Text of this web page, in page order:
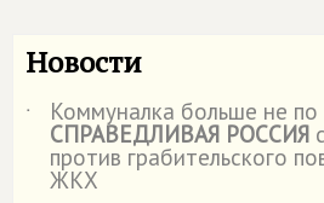
Новости
˙ Коммуналка больше не
СПРАВЕДЛИВАЯ РОССИЯ
против грабительского
ЖКХ